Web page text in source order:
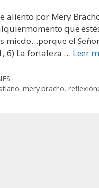
aliento por Mery
que
miedo…porque el
6) La fortaleza … Leer
,mery bracho,